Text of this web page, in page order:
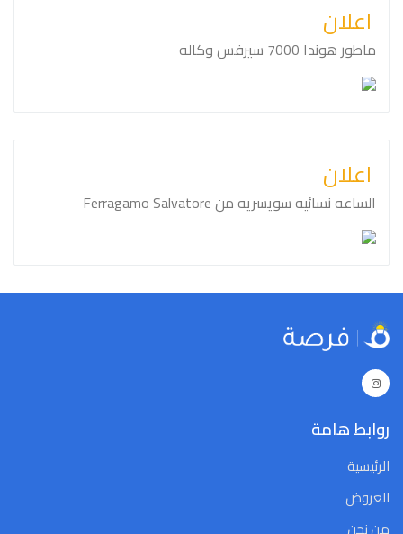
اعلان
ماطور هوندا ⁦⁦7000⁩⁩ سيرفس وكاله
اعلان
الساعه نسائيه سويسريه من ⁦⁦Salvatore⁩⁩ ⁦⁦Ferragamo⁩⁩
روابط هامة
الرئيسية
العروض